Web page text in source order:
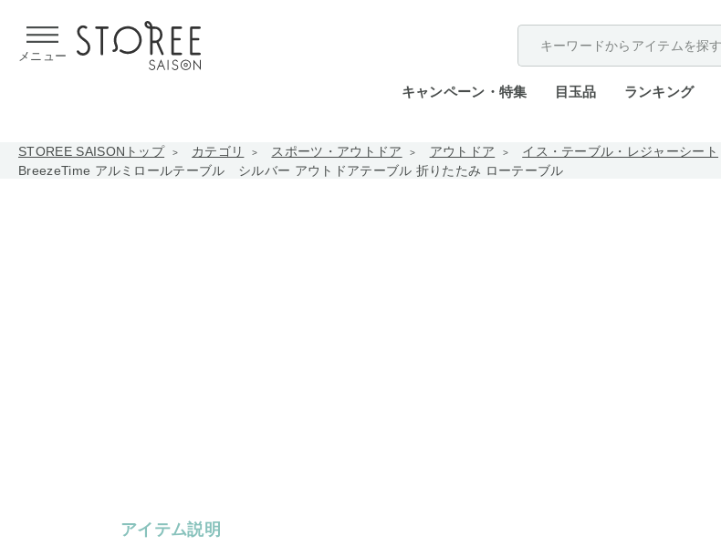
メニュー
キャンペーン・特集 目玉品 ランキング
STOREE SAISONトップ カテゴリ スポーツ・アウトドア アウトドア
イス・テーブル・レジャーシート
BreezeTime アルミロールテーブル シルバー アウトドアテーブル 折りたたみ ローテーブル
アイテム説明